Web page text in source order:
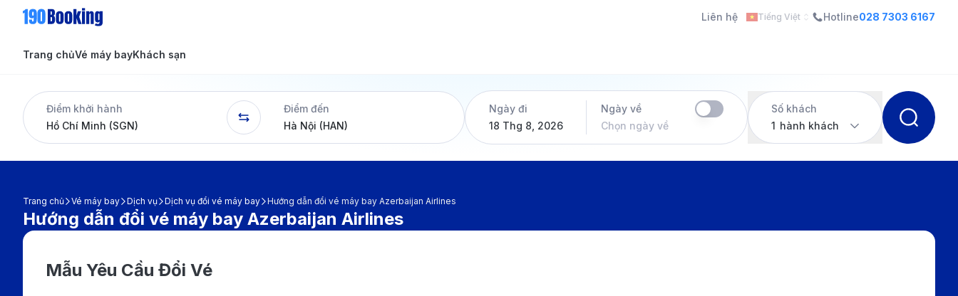
Liên hệ Tiếng Việt Hotline028 7303 6167
Trang chủVé máy bay
Tin tức
Dịch vụ
Khách sạn
Tin tức
Điểm khởi hành
Điểm đến
Ngày đi
18 Thg 8, 2026
Ngày về
Chọn ngày về
Số khách
1 hành khách
Trang chủ Vé máy bay Dịch vụ Dịch vụ đổi vé máy bay Hướng dẫn đổi vé máy bay Azerbaijan Airlines
Hướng dẫn đổi vé máy bay Azerbaijan Airlines
Mẫu Yêu Cầu Đổi Vé